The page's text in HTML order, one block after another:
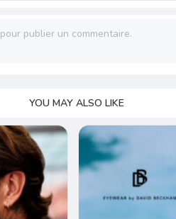
pour publier un commentaire.
YOU MAY ALSO LIKE